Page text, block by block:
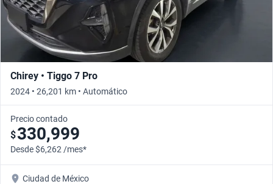
Chirey • Tiggo 7 Pro
2024 • 26,201 km • Automático
Precio contado
$330,999
Desde $6,262 /mes*
Ciudad de México